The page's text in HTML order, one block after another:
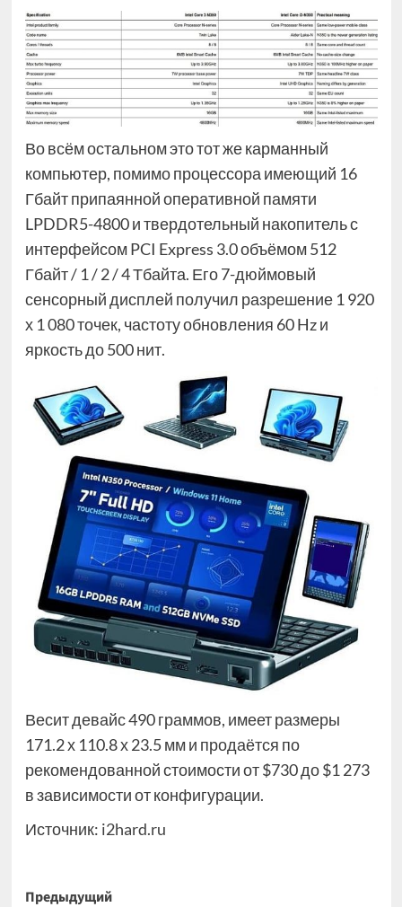
Во всём остальном это тот же карманный
компьютер, помимо процессора имеющий 16
Гбайт припаянной оперативной памяти
LPDDR5-4800 и твердотельный накопитель с
интерфейсом PCI Express 3.0 объёмом 512
Гбайт / 1 / 2 / 4 Тбайта. Его 7-дюймовый
сенсорный дисплей получил разрешение 1 920
х 1 080 точек, частоту обновления 60 Hz и
яркость до 500 нит.
Весит девайс 490 граммов, имеет размеры
171.2 х 110.8 х 23.5 мм и продаётся по
рекомендованной стоимости от $730 до $1 273
в зависимости от конфигурации.
Источник: i2hard.ru
Предыдущий